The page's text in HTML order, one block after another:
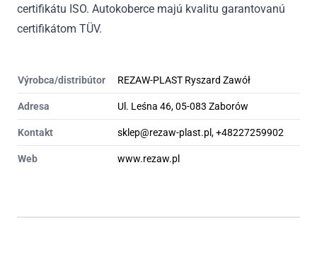
certifikátu ISO. Autokoberce majú kvalitu garantovanú
certifikátom TÜV.
Výrobca/distribútor REZAW-PLAST Ryszard Zawół
Adresa Ul. Leśna 46, 05-083 Zaborów
Kontakt sklep@rezaw-plast.pl, +48227259902
Web www.rezaw.pl